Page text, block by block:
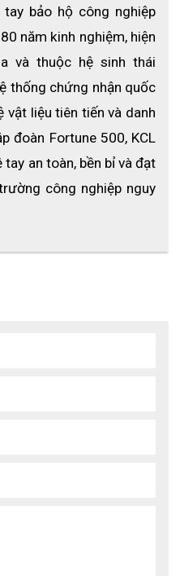
bảo hộ công nghiệp
năm kinh nghiệm, hiện
và thuộc hệ sinh thái
thống chứng nhận quốc
vật liệu tiên tiến và danh
đoàn Fortune 500, KCL
tay an toàn, bền bỉ và đạt
công nghiệp nguy